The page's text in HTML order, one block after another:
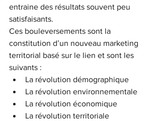
entraine des résultats souvent peu
satisfaisants.
Ces bouleversements sont la
constitution d’un nouveau marketing
territorial basé sur le lien et sont les
suivants :
La révolution démographique
La révolution environnementale
La révolution économique
La révolution territoriale